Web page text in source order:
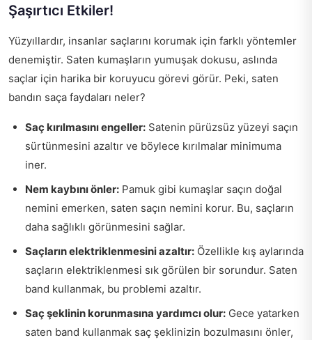
Şaşırtıcı Etkiler!
Yüzyıllardır, insanlar saçlarını korumak için farklı yöntemler
denemiştir. Saten kumaşların yumuşak dokusu, aslında
saçlar için harika bir koruyucu görevi görür. Peki, saten
bandın saça faydaları neler?
Saç kırılmasını engeller: Satenin pürüzsüz yüzeyi saçın
sürtünmesini azaltır ve böylece kırılmalar minimuma
iner.
Nem kaybını önler: Pamuk gibi kumaşlar saçın doğal
nemini emerken, saten saçın nemini korur. Bu, saçların
daha sağlıklı görünmesini sağlar.
Saçların elektriklenmesini azaltır: Özellikle kış aylarında
saçların elektriklenmesi sık görülen bir sorundur. Saten
band kullanmak, bu problemi azaltır.
Saç şeklinin korunmasına yardımcı olur: Gece yatarken
saten band kullanmak saç şeklinizin bozulmasını önler,